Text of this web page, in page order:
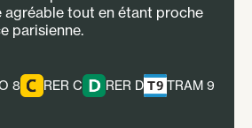
agréable tout en étant proche
parisienne.​
8 RER C RER D TRAM 9